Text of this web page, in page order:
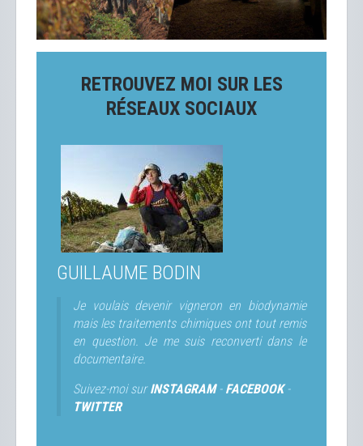
RETROUVEZ MOI SUR LES
RÉSEAUX SOCIAUX
GUILLAUME BODIN
Je voulais devenir vigneron en biodynamie
mais les traitements chimiques ont tout remis
en question. Je me suis reconverti dans le
documentaire.
Suivez-moi surINSTAGRAM- FACEBOOK-
TWITTER